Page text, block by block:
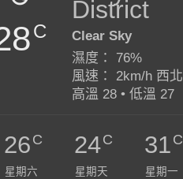
C
District
Clear Sky
濕度： 76%
風速： 2km/h 西北
高溫 28 • 低溫 27
26C
星期六
24C
星期天
31C
星期一